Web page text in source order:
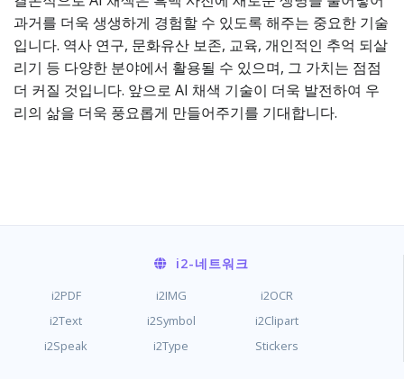
과거를 더욱 생생하게 경험할 수 있도록 해주는 중요한 기술
입니다. 역사 연구, 문화유산 보존, 교육, 개인적인 추억 되살
리기 등 다양한 분야에서 활용될 수 있으며, 그 가치는 점점
더 커질 것입니다. 앞으로 AI 채색 기술이 더욱 발전하여 우
리의 삶을 더욱 풍요롭게 만들어주기를 기대합니다.
i2-네트워크
i2PDF i2IMG
i2OCR
i2Text
i2Symbol
i2Clipart
i2Speak
i2Type Stickers